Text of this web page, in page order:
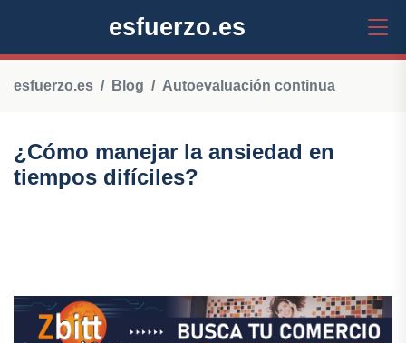
esfuerzo.es
esfuerzo.es Blog Autoevaluación continua
¿Cómo manejar la ansiedad en
tiempos difíciles?